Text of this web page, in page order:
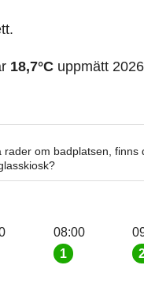
18,7°C uppmätt
om badplatsen, finns
08:00
1